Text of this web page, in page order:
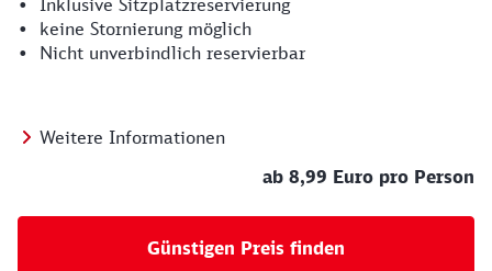
• Inklusive Sitzplatzreservierung
• keine Stornierung möglich
• Nicht unverbindlich reservierbar
Weitere Informationen
ab 8,99 Euro pro Person
Günstigen Preis finden